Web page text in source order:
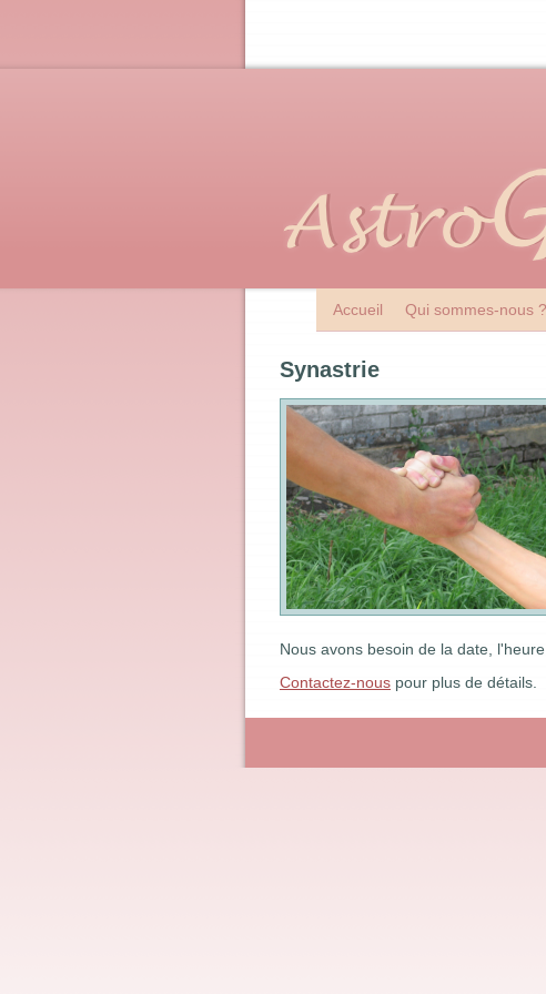
Accueil Qui sommes-nous ?
Synastrie
Nous avons besoin de la date,
Contactez-nous pour plus de détails.